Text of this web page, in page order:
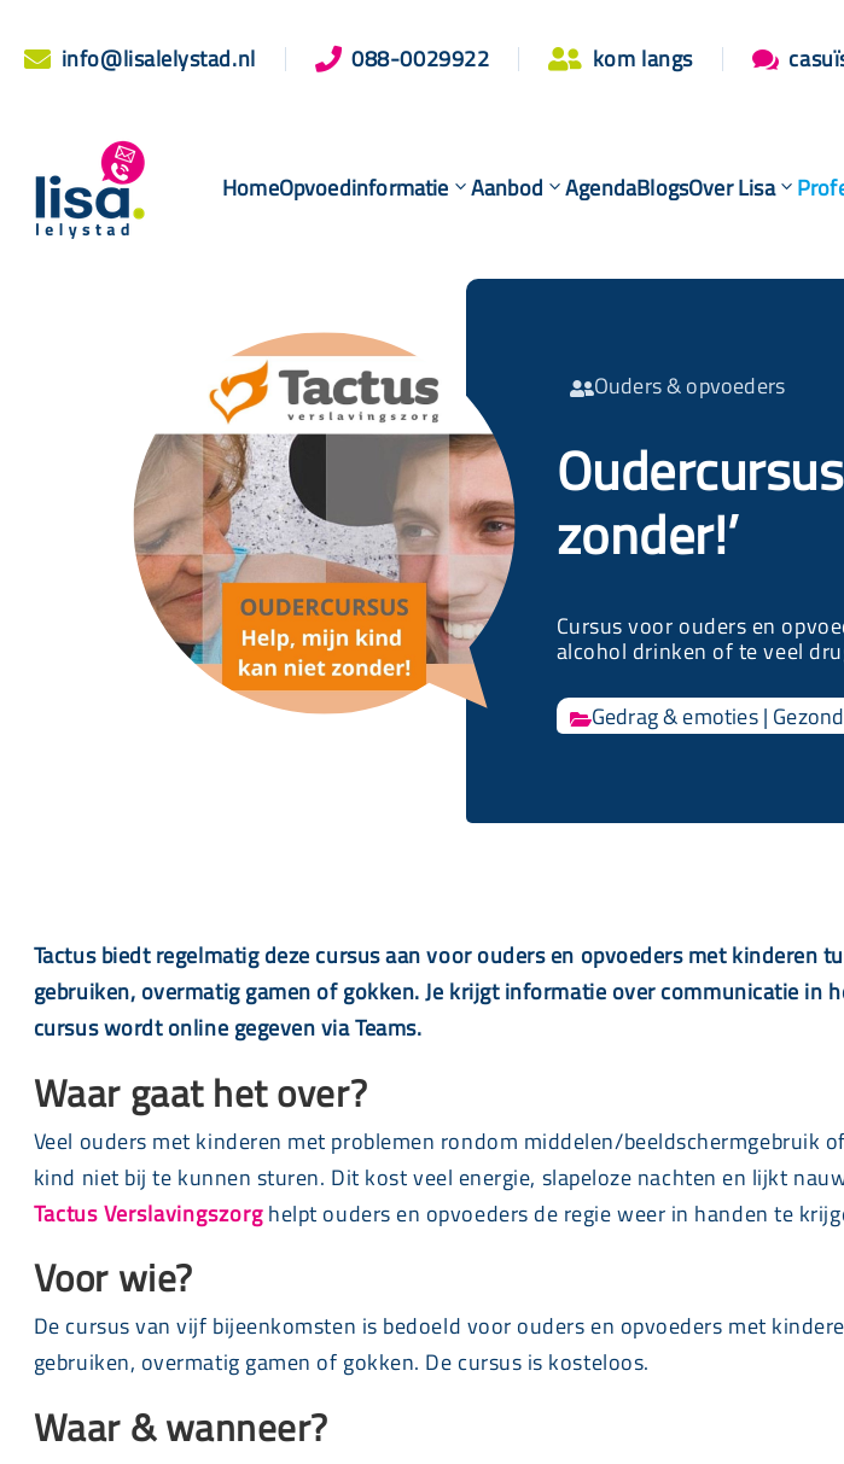
 info@lisalelystad.nl  088-0029922  kom langs 
HomeOpvoedinformatie Aanbod AgendaBlogsOver Lisa
Ouders & opvoeders
zonder!’
Cursus voor ouders en
alcohol drinken of te veel
Gedrag & emoties|
Tactus biedt regelmatig deze cursus aan voor ouders en opvoeders met
gebruiken, overmatig gamen of gokken. Je krijgt informatie over communicatie in
cursus wordt online gegeven via Teams.
Waar gaat het over?
Veel ouders met kinderen met problemen rondom middelen/beeldschermgebruik
kind niet bij te kunnen sturen. Dit kost veel energie, slapeloze nachten en lijkt
Tactus Verslavingszorghelpt ouders en opvoeders de regie weer in handen te
Voor wie?
De cursus van vijf bijeenkomsten is bedoeld voor ouders en opvoeders met
gebruiken, overmatig gamen of gokken. De cursus is kosteloos.
Waar & wanneer?